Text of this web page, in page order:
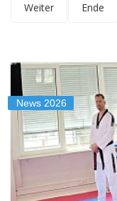
Weiter Ende
News 2026